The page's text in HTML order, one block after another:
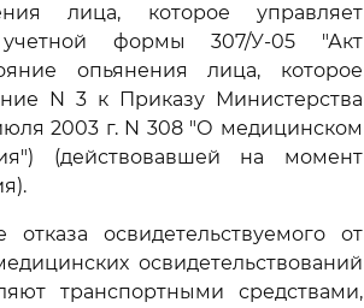
лица, которое управляет
формы 307/У-05 "Акт
опьянения лица, которое
N 3 к Приказу Министерства
2003 г. N 308 "О медицинском
(действовавшей на момент
освидетельствуемого от
освидетельствований
транспортными средствами,